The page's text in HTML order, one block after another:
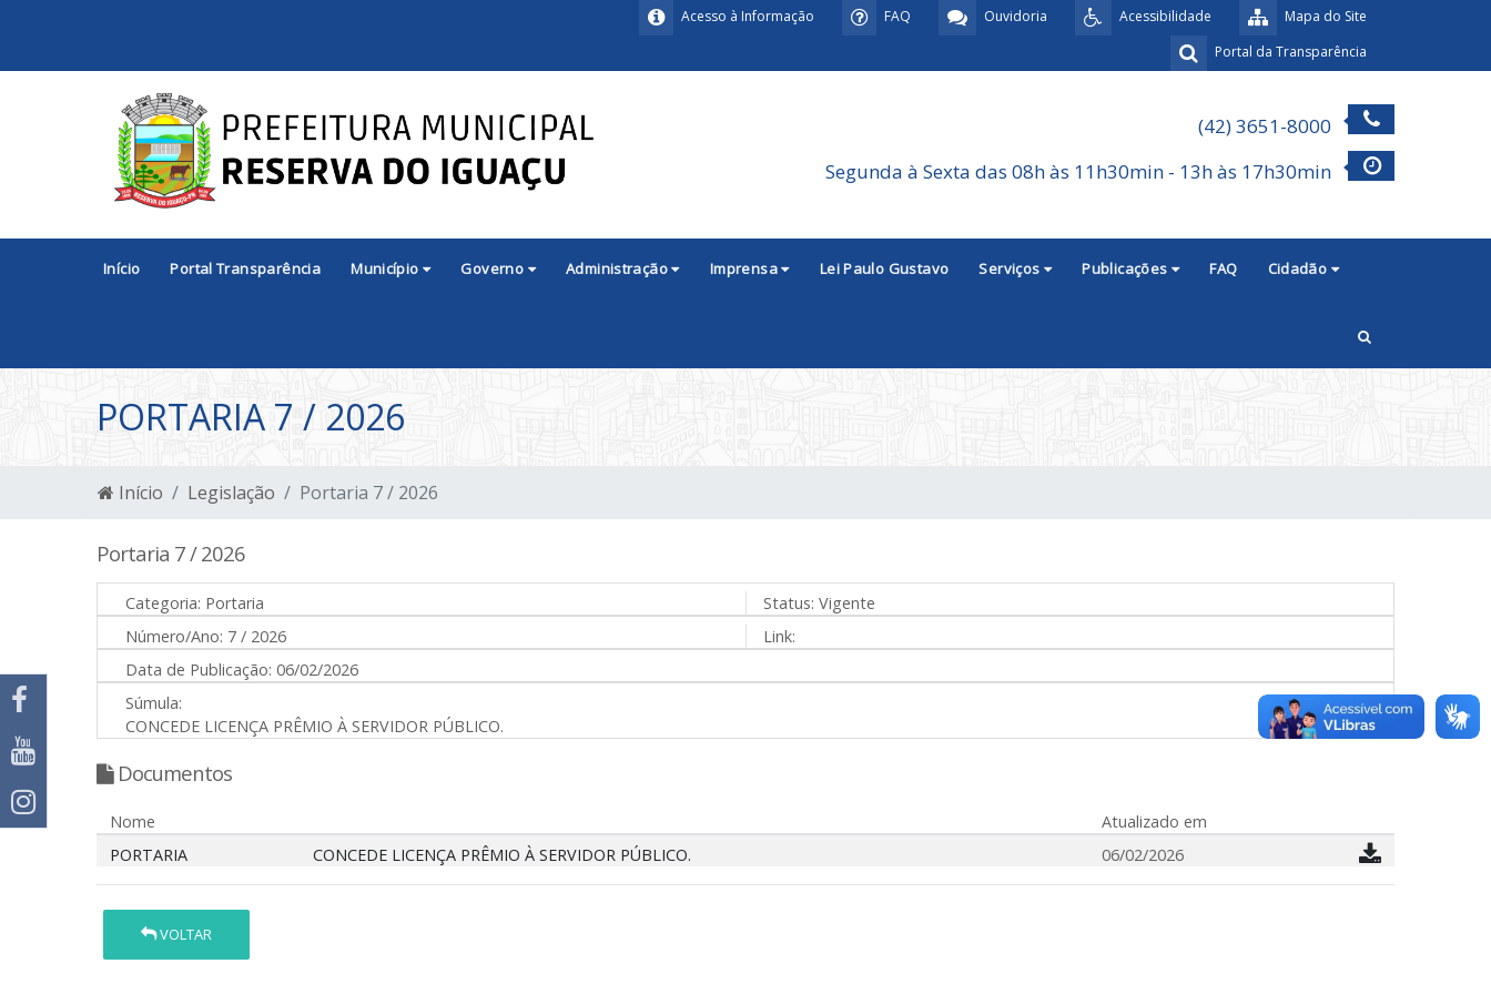
Mapa do Site
Acessibilidade
Ouvidoria
FAQ
Acesso à Informação
Portal da Transparência
(42) 3651-8000
Segunda à Sexta das 08h às 11h30min - 13h às 17h30min
Início Portal Transparência Município Governo Administração Imprensa Lei Paulo Gustavo Serviços Publicações FAQ Cidadão
PORTARIA 7 / 2026
Início Legislação Portaria 7 / 2026
Portaria 7 / 2026
Categoria: Portaria Status: Vigente
Número/Ano: 7 / 2026
Link:
Data de Publicação: 06/02/2026
Súmula:
CONCEDE LICENÇA PRÊMIO À SERVIDOR PÚBLICO.
Documentos
Nome
Atualizado em
PORTARIA
CONCEDE LICENÇA PRÊMIO À SERVIDOR PÚBLICO. 06/02/2026
VOLTAR